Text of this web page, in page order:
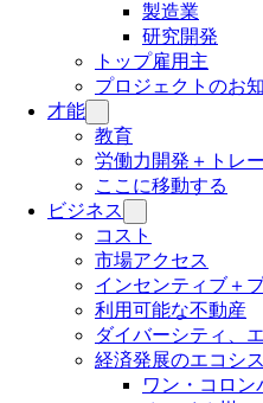
製造業
研究開発
トップ雇用主
プロジェクトのお
才能
教育
労働力開発＋トレ
ここに移動する
ビジネス
コスト
市場アクセス
インセンティブ＋
利用可能な不動産
ダイバーシティ、
経済発展のエコシ
ワン・コロン